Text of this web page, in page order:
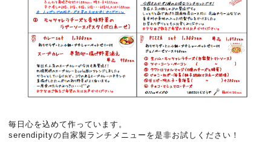
毎日心を込めて作っています。
serendipityの自家製ランチメニューを是非お試しください！